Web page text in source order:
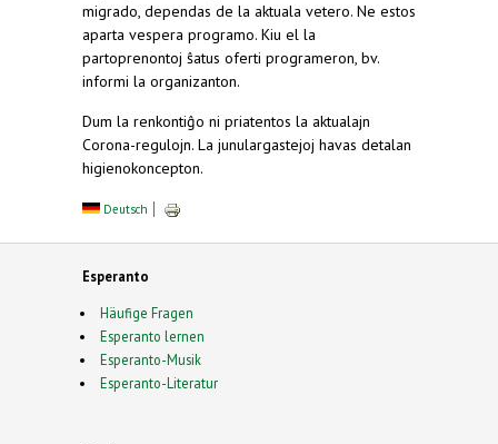
migrado, dependas de la aktuala vetero. Ne estos
aparta vespera programo. Kiu el la
partoprenontoj ŝatus oferti programeron, bv.
informi la organizanton.
Dum la renkontiĝo ni priatentos la aktualajn
Corona-regulojn. La junulargastejoj havas detalan
higienokoncepton.
Deutsch
Esperanto
Häufige Fragen
Esperanto lernen
Esperanto-Musik
Esperanto-Literatur